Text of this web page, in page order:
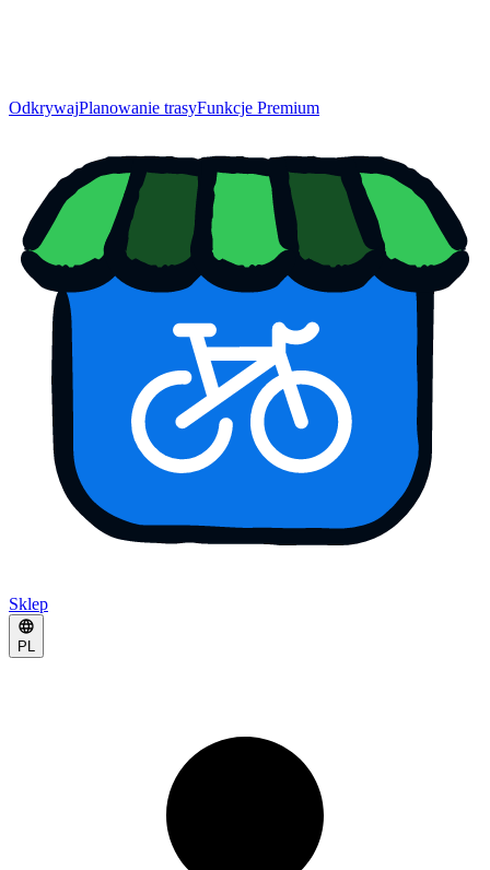
OdkrywajPlanowanie trasyFunkcje Premium
Sklep
PL